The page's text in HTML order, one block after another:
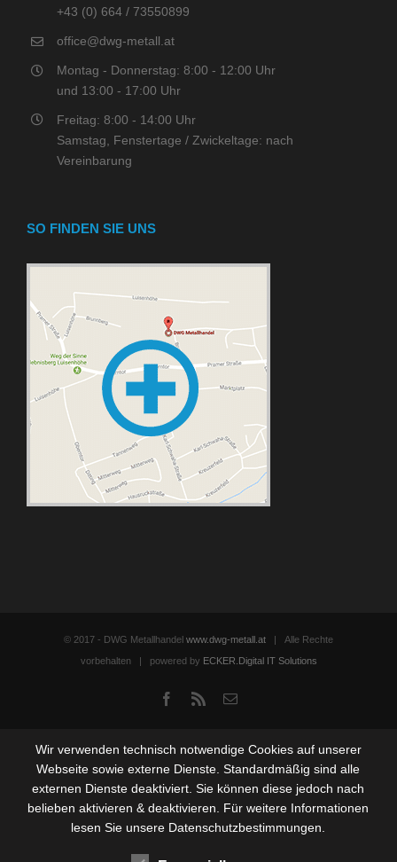
+43 (0) 664 / 73550899
office@dwg-metall.at
Montag - Donnerstag: 8:00 - 12:00 Uhr
und 13:00 - 17:00 Uhr
Freitag: 8:00 - 14:00 Uhr
Samstag, Fenstertage / Zwickeltage: nach
Vereinbarung
SO FINDEN SIE UNS
© 2017 - DWG Metallhandel www.dwg-metall.at | Alle Rechte
vorbehalten | powered by ECKER.Digital IT Solutions
Facebook
Rss Email
Wir verwenden technisch notwendige Cookies auf unserer
Webseite sowie externe Dienste. Standardmäßig sind alle
externen Dienste deaktiviert. Sie können diese jedoch nach
belieben aktivieren & deaktivieren. Für weitere Informationen
lesen Sie unsere Datenschutzbestimmungen.